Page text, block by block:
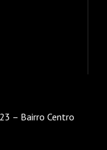
– Bairro Centro